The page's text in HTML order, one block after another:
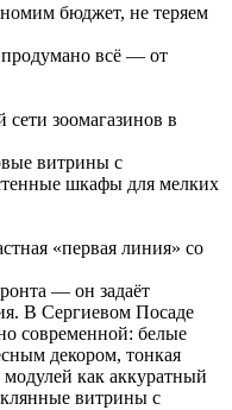
бюджет, не теряем
всё — от
сети зоомагазинов в
витрины с
шкафы для мелких
«первая линия» со
— он задаёт
В Сергиевом Посаде
современной: белые
декором, тонкая
как аккуратный
витрины с